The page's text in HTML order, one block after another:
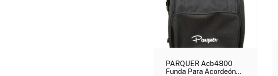
PARQUER Acb4800
Funda Para Acordeón